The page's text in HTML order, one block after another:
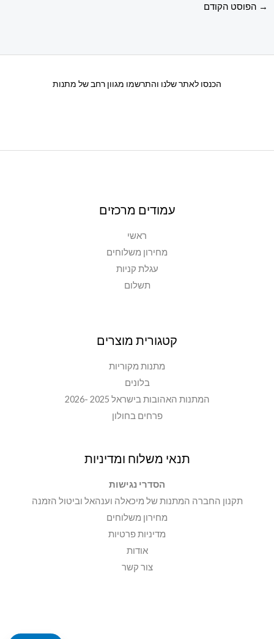
→ הפוסט הקודם
הכנסו לאתר שלנו והתרשמו מגוון רחב של מתנות
עמודים מרכזים
ראשי
מחירון משלוחים
עגלת קניות
תשלום
קטגורית מוצרים
מתנות מקוריות
בלונים
המתנות האהובות בישראל 2025 -2026
פרחים בחולון
תנאי משלוח ומדיניות
הסדרי נגישות
תקנון החברה המתנות של מיכאלה וענהאל וביטול הזמנה
מחירון משלוחים
מדיניות פרטיות
אודות
צור קשר